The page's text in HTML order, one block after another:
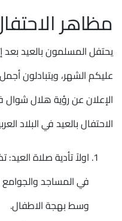
مظاهر
يحتفل المسلمون بالعيد
عليكم الشهر، ويتبادلون
الإعلان عن رؤية هلال
الاحتفال بالعيد في البلاد
اولاً تأدية صلاة
في المساجد
وسط بهجة الاطفال.